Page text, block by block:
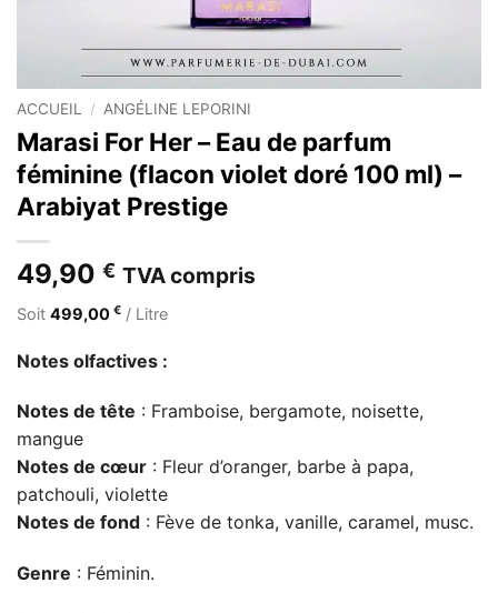
ACCUEIL / ANGÉLINE LEPORINI
Marasi For Her – Eau de parfum
féminine (flacon violet doré 100 ml) –
Arabiyat Prestige
49,90 € TVA compris
Soit 499,00 € / Litre
Notes olfactives :
Notes de tête : Framboise, bergamote, noisette,
mangue
Notes de cœur : Fleur d’oranger, barbe à papa,
patchouli, violette
Notes de fond : Fève de tonka, vanille, caramel, musc.
Genre : Féminin.